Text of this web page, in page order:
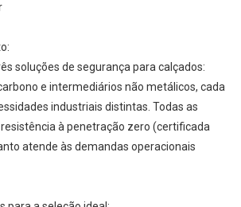
soluções de segurança para calçados:
e intermediários não metálicos, cada
industriais distintas. Todas as
à penetração zero (certificada
atende às demandas operacionais